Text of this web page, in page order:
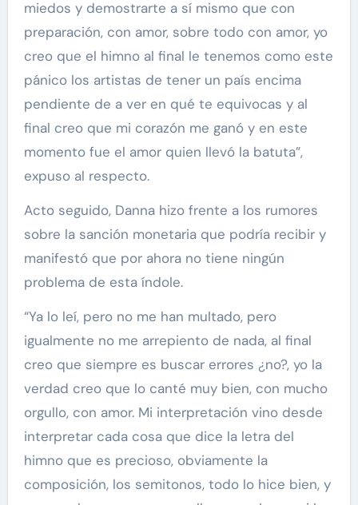
miedos y demostrarte a sí mismo que con
preparación, con amor, sobre todo con amor, yo
creo que el himno al final le tenemos como este
pánico los artistas de tener un país encima
pendiente de a ver en qué te equivocas y al
final creo que mi corazón me ganó y en este
momento fue el amor quien llevó la batuta”,
expuso al respecto.
Acto seguido, Danna hizo frente a los rumores
sobre la sanción monetaria que podría recibir y
manifestó que por ahora no tiene ningún
problema de esta índole.
“Ya lo leí, pero no me han multado, pero
igualmente no me arrepiento de nada, al final
creo que siempre es buscar errores ¿no?, yo la
verdad creo que lo canté muy bien, con mucho
orgullo, con amor. Mi interpretación vino desde
interpretar cada cosa que dice la letra del
himno que es precioso, obviamente la
composición, los semitonos, todo lo hice bien, y